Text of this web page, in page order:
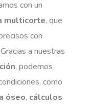
con un
multicorte, que
con
a nuestras
, podemos
como
óseo, cálculos